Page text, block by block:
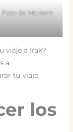
de Mariam
viaje a Irak?
a
tu viaje.
los